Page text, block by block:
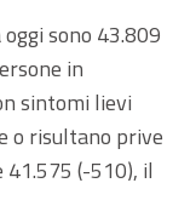
sono 43.809
in
sintomi lievi
o risultano prive
(-510), il